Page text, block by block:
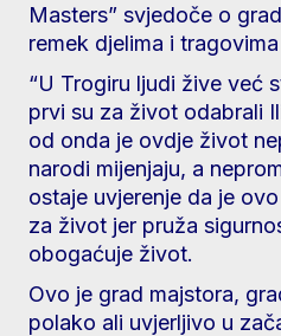
Masters” svjedoče o
remek djelima i
“U Trogiru ljudi žive već
prvi su za život odabrali
od onda je ovdje život
narodi mijenjaju, a
ostaje uvjerenje da je
za život jer pruža
obogaćuje život.
Ovo je grad majstora,
polako ali uvjerljivo u